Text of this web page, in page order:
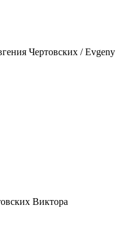
Чертовских / Evgeny
Виктора